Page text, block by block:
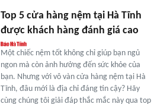
Top 5 cửa hàng nệm tại Hà Tĩnh
được khách hàng đánh giá cao
Một chiếc nệm tốt không chỉ giúp bạn ngủ
ngon mà còn ảnh hưởng đến sức khỏe của
bạn. Nhưng với vô vàn cửa hàng nệm tại Hà
Tĩnh, đâu mới là địa chỉ đáng tin cậy? Hãy
cùng chúng tôi giải đáp thắc mắc này qua top